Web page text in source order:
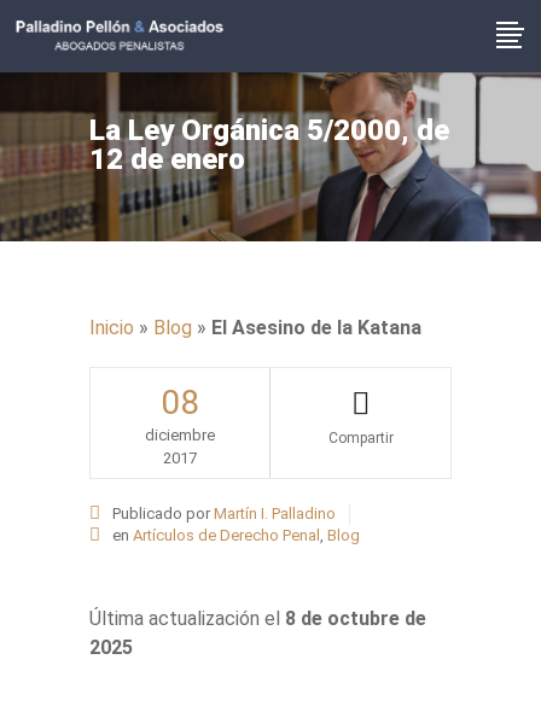
La Ley Orgánica 5/2000, de
12 de enero
Inicio » Blog » El Asesino de la Katana
08
diciembre
2017
Publicado por Martín I. Palladino
en Artículos de Derecho Penal , Blog
Última actualización el 8 de octubre de
2025